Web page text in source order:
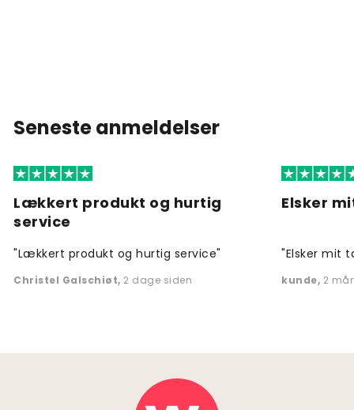
Seneste anmeldelser
Lækkert produkt og hurtig
service
"Lækkert produkt og hurtig service"
Christel Galschiøt, 2 dage siden
Elsker
"Elsker mit
kunde, 2